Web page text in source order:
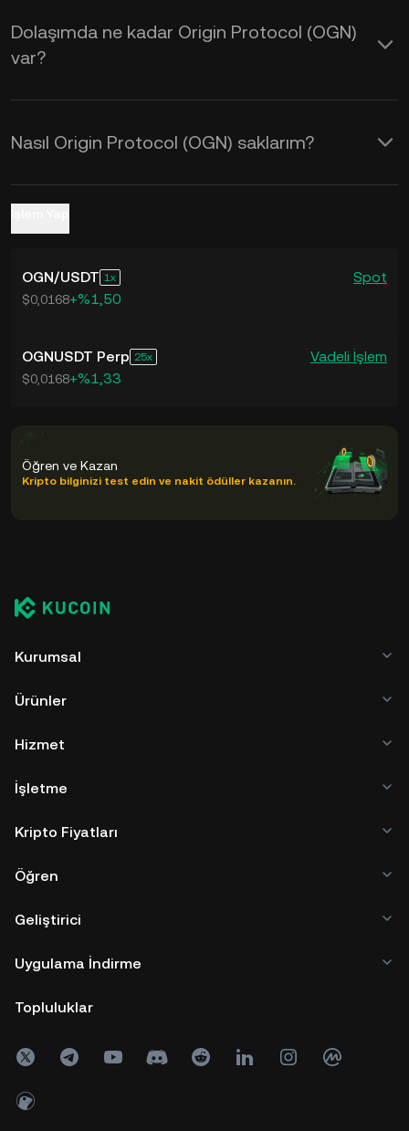
Dolaşımda ne kadar Origin Protocol (OGN)
var?
Nasıl Origin Protocol (OGN) saklarım?
OGN/USDT 1 Spot
$0,0168+%1,50
OGNUSDT Perp 25 Vadeli İşlem
$0,0168+%1,33
Öğren ve Kazan
Kripto bilginizi test edin ve nakit ödüller kazanın.
Kurumsal
Ürünler
Hizmet
İşletme
Kripto Fiyatları
Öğren
Geliştirici
Uygulama İndirme
Topluluklar